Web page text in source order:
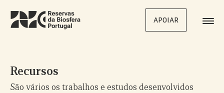
main
APOIAR
Recursos
São vários os trabalhos e estudos desenvolvidos